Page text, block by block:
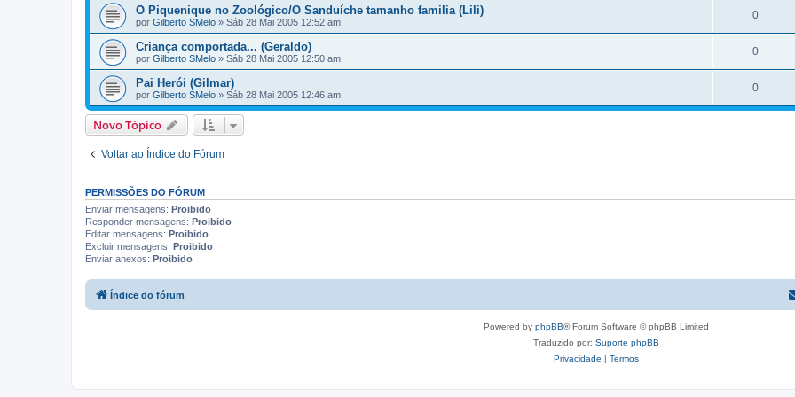
O Piquenique no Zoológico/O Sanduíche tamanho familia (Lili)
por Gilberto SMelo » Sáb 28 Mai 2005 12:52 am
0
Criança comportada... (Geraldo)
por Gilberto SMelo » Sáb 28 Mai 2005 12:50 am
0
Pai Herói (Gilmar)
por Gilberto SMelo » Sáb 28 Mai 2005 12:46 am
0
Novo Tópico
Voltar ao Índice do Fórum
PERMISSÕES DO FÓRUM
Enviar mensagens: Proibido
Responder mensagens: Proibido
Editar mensagens: Proibido
Excluir mensagens: Proibido
Enviar anexos: Proibido
Índice do fórum
Powered by phpBB® Forum Software © phpBB Limited
Traduzido por: Suporte phpBB
Privacidade | Termos